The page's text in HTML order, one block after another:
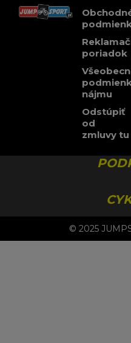
poriadok
nájmu
Odstúpiť
od
zmluvy tu
© 2025